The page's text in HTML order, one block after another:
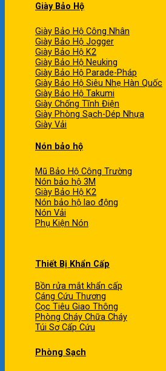
Giày Bảo Hộ
Giày Bảo Hộ Công Nhân
Giày Bảo Hộ Jogger
Giày Bảo Hộ K2
Giày Bảo Hộ Neuking
Giày Bảo Hộ Parade-Pháp
Giày Bảo Hộ Siêu Nhẹ Hàn Quốc
Giày Bảo Hộ Takumi
Giày Chống Tĩnh Điện
Giày Phòng Sạch-Dép Nhựa
Giày Vải
Nón bảo hộ
Mũ Bảo Hộ Công Trường
Nón bảo hộ 3M
Giày Bảo Hộ K2
Nón bảo hộ lao động
Nón Vải
Phụ Kiện Nón
Thiết Bị Khẩn Cấp
Bồn rửa mắt khẩn cấp
Cáng Cứu Thương
Cọc Tiêu Giao Thông
Phòng Cháy Chữa Cháy
Túi Sơ Cấp Cứu
Phòng Sạch